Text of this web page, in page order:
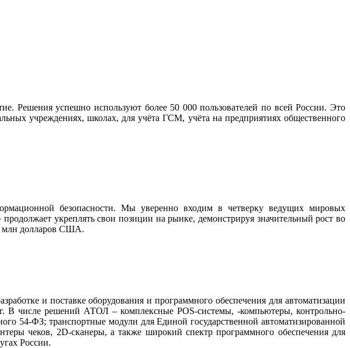
успешно используют более 50 000 пользователей по всей России. Это
учреждениях, школах, для учёта ГСМ, учёта на предприятиях общественного
безопасности. Мы уверенно входим в четверку ведущих мировых
укреплять свои позиции на рынке, демонстрируя значительный рост во
млн долларов США.
и поставке оборудования и программного обеспечения для автоматизации
В числе решений АТОЛ – комплексные POS-системы, -компьютеры, контрольно-
54-ФЗ; транспортные модули для Единой государственной автоматизированной
чеков, 2D-сканеры, а также широкий спектр программного обеспечения для
России.